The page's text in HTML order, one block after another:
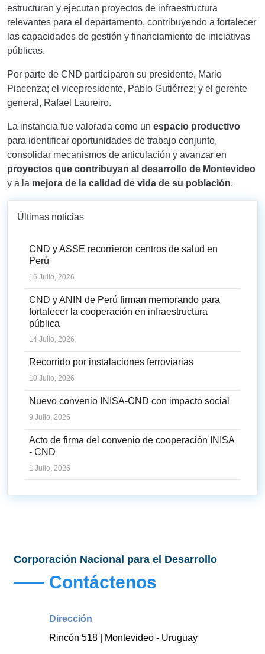
estructuran y ejecutan proyectos de infraestructura
relevantes para el departamento, contribuyendo a fortalecer
las capacidades de gestión y financiamiento de iniciativas
públicas.
Por parte de CND participaron su presidente, Mario
Piacenza; el vicepresidente, Pablo Gutiérrez; y el gerente
general, Rafael Laureiro.
La instancia fue valorada como un espacio productivo
para identificar oportunidades de trabajo conjunto,
consolidar mecanismos de articulación y avanzar en
proyectos que contribuyan al desarrollo de Montevideo
y a la mejora de la calidad de vida de su población.
Últimas noticias
CND y ASSE recorrieron centros de salud en
Perú
16 Julio, 2026
CND y ANIN de Perú firman memorando para
fortalecer la cooperación en infraestructura
pública
14 Julio, 2026
Recorrido por instalaciones ferroviarias
10 Julio, 2026
Nuevo convenio INISA-CND con impacto social
9 Julio, 2026
Acto de firma del convenio de cooperación INISA
- CND
1 Julio, 2026
Corporación Nacional para el Desarrollo
Contáctenos
Dirección
Rincón 518 | Montevideo - Uruguay